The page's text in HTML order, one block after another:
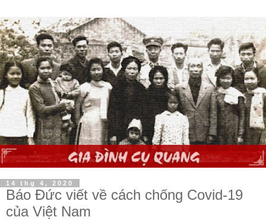
14 thg 4, 2020
Báo Đức viết về cách chống Covid-19
của Việt Nam